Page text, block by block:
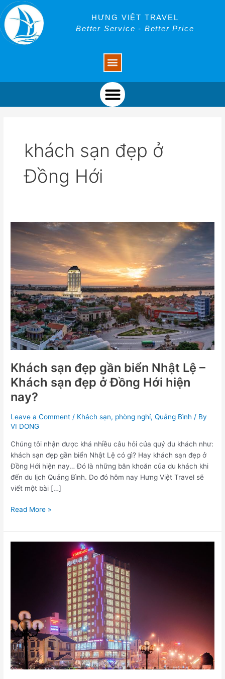
Skip
to
content
HƯNG VIỆT TRAVEL
Better Service - Better Price
Menu
khách sạn đẹp ở
Đồng Hới
Khách sạn đẹp gần biển Nhật Lệ –
Khách sạn đẹp ở Đồng Hới hiện
nay?
Leave a Comment / Khách sạn, phòng nghỉ,Quảng Bình / By
VI DONG
Chúng tôi nhận được khá nhiều câu hỏi của quý du khách như:
khách sạn đẹp gần biển Nhật Lệ có gì? Hay khách sạn đẹp ở
Đồng Hới hiện nay… Đó là những băn khoăn của du khách khi
đến du lịch Quảng Bình. Do đó hôm nay Hưng Việt Travel sẽ
viết một bài […]
biển
Nhật
Lệ
–
Khách
sạn
đẹp
ở
Hới
hiện
nay?
Read More »
Khách
Sạn
đẹp
ở
Đồng
Hới